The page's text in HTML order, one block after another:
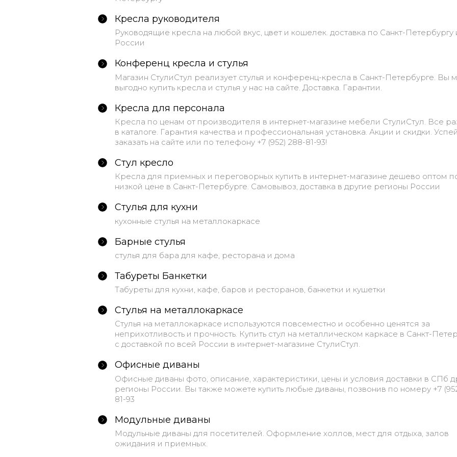
Кресла руководителя
Руководящие кресла на любой вкус, цвет и кошелек. доставка по Санкт-Петербургу
России
Конференц кресла и стулья
Магазин СтулиСтул реализует стулья и конференц-кресла в Санкт-Петербурге. Вы
выгодно купить кресла и стулья у нас на сайте. Доставка. Гарантии.
Кресла для персонала
Кресла по ценам от производителя в интернет-магазине мебели СтулиСтул. Все
в каталоге. Гарантия качества и профессиональная установка. Акции и скидки.
заказать на сайте или по телефону +7 (952) 288-81-93!
Стул кресло
Кресла для приемных и переговорных купить в интернет-магазине дешево оптом
низкой цене в Санкт-Петербурге. Самовывоз, доставка в другие регионы России
Стулья для кухни
кухонные стулья на металлокаркасе
Барные стулья
стулья для бара для кафе, ресторана и дома
Табуреты Банкетки
Табуреты для кухни, кафе, баров и ресторанов, банкетки и кушетки
Стулья на металлокаркасе
Стулья на металлокаркасе используются повсеместно и особенно ценятся за
неприхотливость и прочность. Купить стул на металлическом каркасе в Санкт-
с доставкой по всей России в интернет-магазине СтулиСтул.
Офисные диваны
Офисные диваны фото, описание, характеристики, цены и условия доставки в СПб
регионы России. Вы также можете купить любые диваны, позвонив по номеру +7
81-93
Модульные диваны
Модульные диваны для посетителей. Оформление холлов, мест для отдыха, залов
ожидания и приемных.